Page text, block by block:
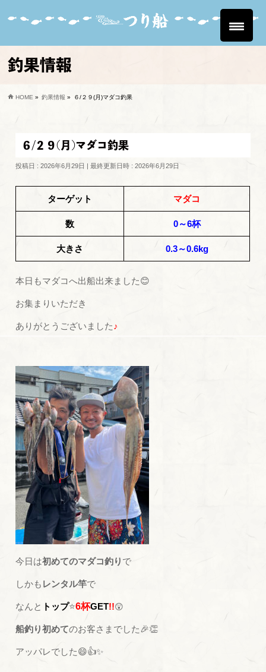
釣果情報
HOME » 釣果情報 » ６/２９(月)マダコ釣果
６/２９(月)マダコ釣果
投稿日 : 2026年6月29日 最終更新日時 : 2026年6月29日
ターゲット マダコ
数 0～6杯
大きさ 0.3～0.6kg
本日もマダコへ出船出来ました😊
お集まりいただき
ありがとうございました♪
今日は初めてのマダコ釣り で
しかも レンタル竿で
なんと トップ⭐6杯GET!!😲
船釣り初めてのお客さまでした🎉👏
アッパレでした😄👍✨